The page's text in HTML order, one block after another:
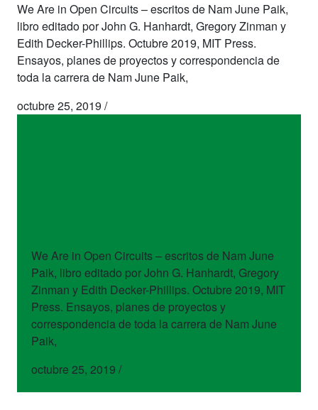
We Are in Open Circuits – escritos de Nam June Paik,
libro editado por John G. Hanhardt, Gregory Zinman y
Edith Decker-Phillips. Octubre 2019, MIT Press.
Ensayos, planes de proyectos y correspondencia de
toda la carrera de Nam June Paik,
octubre 25, 2019 /
We Are in Open Circuits – escritos de Nam June
Paik, libro editado por John G. Hanhardt, Gregory
Zinman y Edith Decker-Phillips. Octubre 2019, MIT
Press. Ensayos, planes de proyectos y
correspondencia de toda la carrera de Nam June
Paik,
octubre 25, 2019 /